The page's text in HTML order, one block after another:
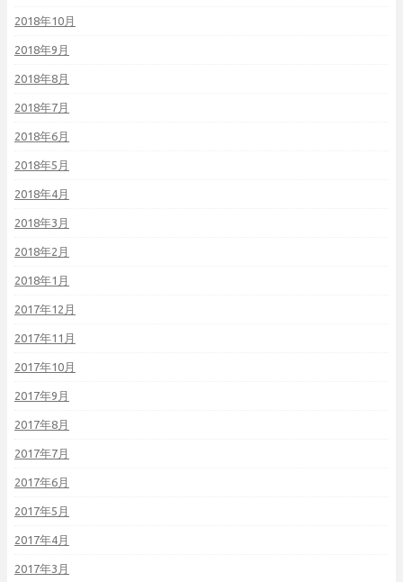
2018年10月
2018年9月
2018年8月
2018年7月
2018年6月
2018年5月
2018年4月
2018年3月
2018年2月
2018年1月
2017年12月
2017年11月
2017年10月
2017年9月
2017年8月
2017年7月
2017年6月
2017年5月
2017年4月
2017年3月